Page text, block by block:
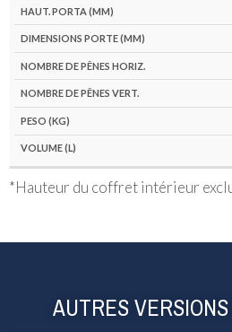
*Hauteur du coffret intérieur
AUTRES